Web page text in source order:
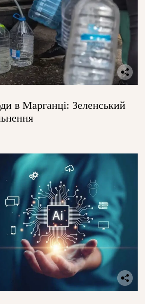
в Марганці: Зеленський